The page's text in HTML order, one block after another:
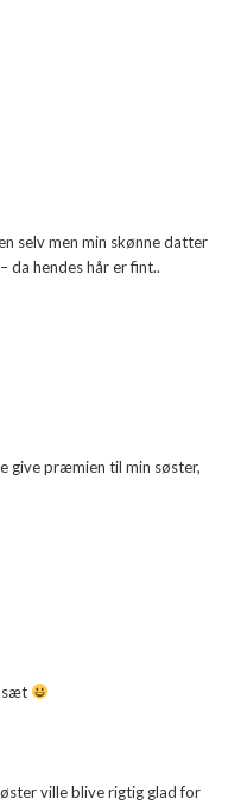
selv men min skønne datter
da hendes hår er fint..
give præmien til min søster,
sæt
ville blive rigtig glad for